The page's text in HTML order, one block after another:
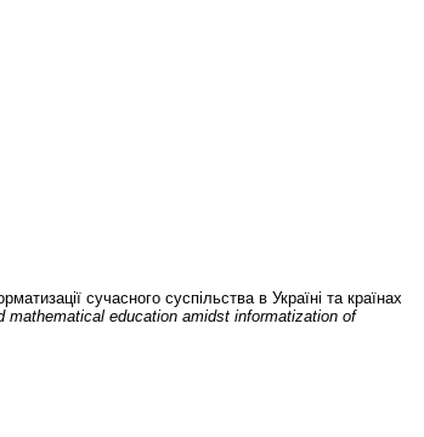
сучасного суспільства в Україні та країнах
mathematical education amidst informatization of